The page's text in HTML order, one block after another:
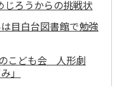
じろうからの挑戦状
目白台図書館で勉強
こども会 人形劇
」